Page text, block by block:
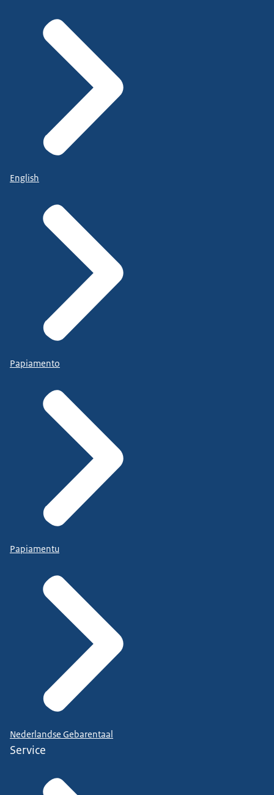
English
Papiamento
Papiamentu
Nederlandse Gebarentaal
Service